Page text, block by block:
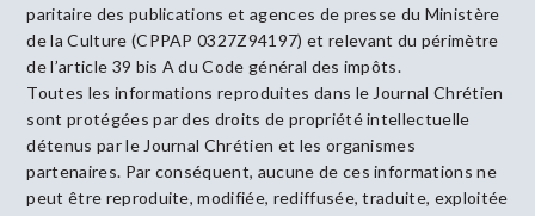
paritaire des publications et agences de presse du Ministère
de la Culture (CPPAP 0327Z94197) et relevant du périmètre
de l’article 39 bis A du Code général des impôts.
Toutes les informations reproduites dans le Journal Chrétien
sont protégées par des droits de propriété intellectuelle
détenus par le Journal Chrétien et les organismes
partenaires. Par conséquent, aucune de ces informations ne
peut être reproduite, modifiée, rediffusée, traduite, exploitée